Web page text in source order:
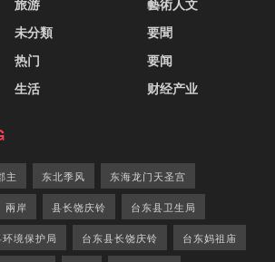
旅游
未分類
热门
生活
藝術人文
要聞
要闻
财经产业
主 东北季风 东海龙门天圣宫
兩岸 县长饶庆铃 台东县卫生局
境保护局 台东县长饶庆铃 台东妈祖庙